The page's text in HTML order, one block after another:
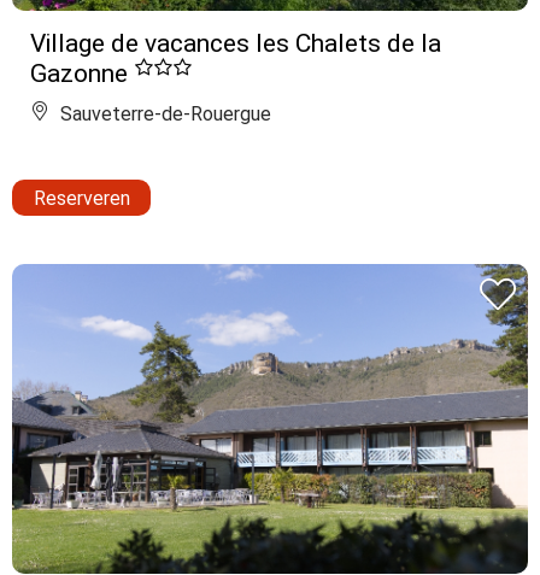
Village de vacances les Chalets de la
Gazonne
Sauveterre-de-Rouergue
Reserveren